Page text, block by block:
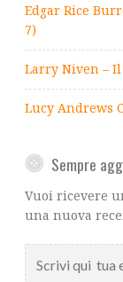
Edgar Rice
7)
Larry Niven –
Lucy Andrews
Sempre
Vuoi ricevere
una nuova
qui